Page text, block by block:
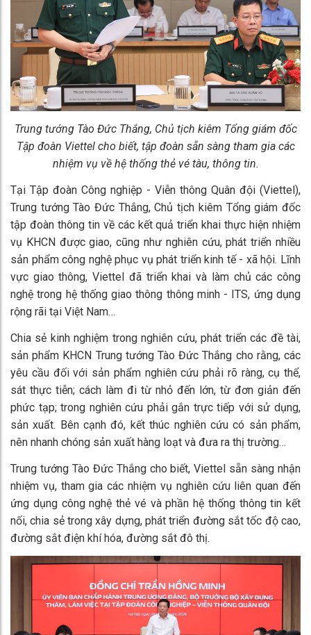
Trung tướng Tào Đức Thắng, Chủ tịch kiêm Tổng giám đốc
Tập đoàn Viettel cho biết, tập đoàn sẵn sàng tham gia các
nhiệm vụ về hệ thống thẻ vé tàu, thông tin.
Tại Tập đoàn Công nghiệp - Viễn thông Quân đội (Viettel),
Trung tướng Tào Đức Thắng, Chủ tịch kiêm Tổng giám đốc
tập đoàn thông tin về các kết quả triển khai thực hiện nhiệm
vụ KHCN được giao, cũng như nghiên cứu, phát triển nhiều
sản phẩm công nghệ phục vụ phát triển kinh tế - xã hội. Lĩnh
vực giao thông, Viettel đã triển khai và làm chủ các công
nghệ trong hệ thống giao thông thông minh - ITS, ứng dụng
rộng rãi tại Việt Nam…
Chia sẻ kinh nghiệm trong nghiên cứu, phát triển các đề tài,
sản phẩm KHCN Trung tướng Tào Đức Thắng cho rằng, các
yêu cầu đối với sản phẩm nghiên cứu phải rõ ràng, cụ thể,
sát thực tiễn; cách làm đi từ nhỏ đến lớn, từ đơn giản đến
phức tạp; trong nghiên cứu phải gắn trực tiếp với sử dụng,
sản xuất. Bên cạnh đó, kết thúc nghiên cứu có sản phẩm,
nên nhanh chóng sản xuất hàng loạt và đưa ra thị trường…
Trung tướng Tào Đức Thắng cho biết, Viettel sẵn sàng nhận
nhiệm vụ, tham gia các nhiệm vụ nghiên cứu liên quan đến
ứng dụng công nghệ thẻ vé và phần hệ thống thông tin kết
nối, chia sẻ trong xây dựng, phát triển đường sắt tốc độ cao,
đường sắt điện khí hóa, đường sắt đô thị.